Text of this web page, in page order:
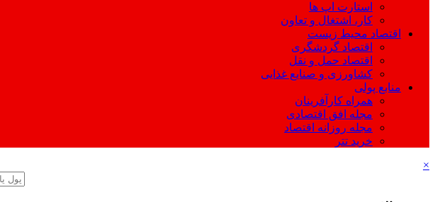
استارت اپ ها
کار، اشتغال و تعاون
اقتصاد محیط زیست
اقتصاد گردشگری
اقتصاد حمل و نقل
کشاورزی و صنایع غذایی
منابع پولی
همراه کارآفرینان
مجله افق اقتصادی
مجله روزانه اقتصاد
خرید تتر
×